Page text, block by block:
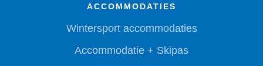
ACCOMMODATIES
Wintersport accommodaties
Accommodatie + Skipas